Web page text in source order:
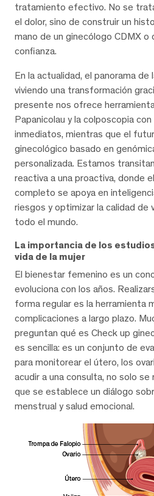
tratamiento efectivo. No se
el dolor, sino de construir un
mano de un ginecólogo CDMX o
confianza.
En la actualidad, el panorama
viviendo una transformación
presente nos ofrece
Papanicolau y la colposcopia
inmediatos, mientras que el
ginecológico basado en
personalizada. Estamos
reactiva a una proactiva, donde
completo se apoya en
riesgos y optimizar la calidad de
todo el mundo.
La importancia de los
vida de la mujer
El bienestar femenino es un
evoluciona con los años.
forma regular es la herramienta
complicaciones a largo plazo.
preguntan qué es Check up
es sencilla: es un conjunto de
para monitorear el útero, los
acudir a una consulta, no solo se
que se establece un diálogo
menstrual y salud emocional.